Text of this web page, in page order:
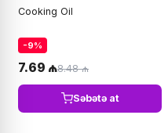
Cooking Oil
-9%
7.69 ₼8.48 ₼
Səbətə at